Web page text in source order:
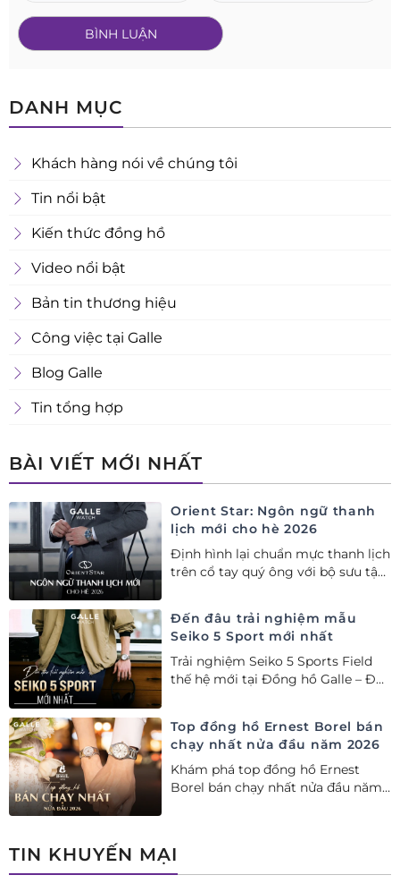
DANH MỤC
Khách hàng nói về chúng tôi
Tin nổi bật
Kiến thức đồng hồ
Video nổi bật
Bản tin thương hiệu
Công việc tại Galle
Blog Galle
Tin tổng hợp
BÀI VIẾT MỚI NHẤT
Orient Star: Ngôn ngữ thanh
lịch mới cho hè 2026
Định hình lại chuẩn mực thanh lịch
trên cổ tay quý ông với bộ sưu tập
Đến đâu trải nghiệm mẫu
Seiko 5 Sport mới nhất
Trải nghiệm Seiko 5 Sports Field
thế hệ mới tại Đồng hồ Galle – Đại
Top đồng hồ Ernest Borel bán
chạy nhất nửa đầu năm 2026
Khám phá top đồng hồ Ernest
Borel bán chạy nhất nửa đầu năm
TIN KHUYẾN MẠI